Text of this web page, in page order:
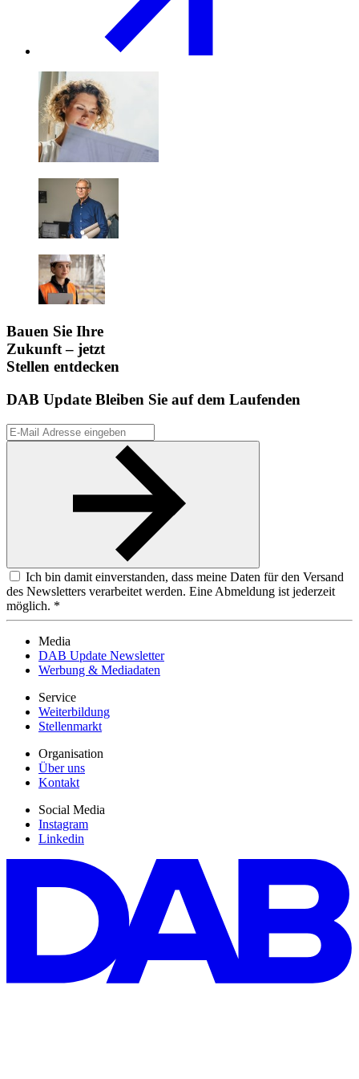
Bauen Sie Ihre
Zukunft – jetzt
Stellen entdecken
DAB Update Bleiben Sie auf dem Laufenden
Ich bin damit einverstanden, dass meine Daten für den Versand
des Newsletters verarbeitet werden. Eine Abmeldung ist jederzeit
möglich. *
Media
DAB Update Newsletter
Werbung & Mediadaten
Service
Weiterbildung
Stellenmarkt
Organisation
Über uns
Kontakt
Social Media
Instagram
Linkedin